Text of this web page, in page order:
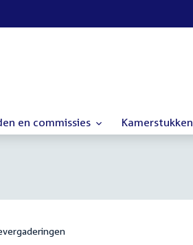
en commissies Kamerstukken